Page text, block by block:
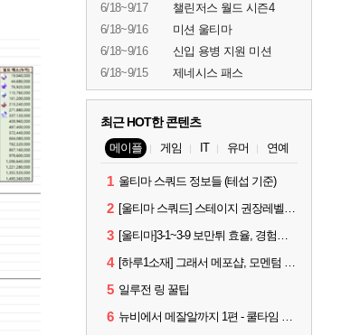
6/18~9/17
챌린저스 월드 시즌4
6/18~9/16
미션 울티마
6/18~9/16
신입 용병 지원 미션
6/18~9/15
제네시스 패스
최근 HOT한 콘텐츠
메이플 게임 IT 유머 연예
1 울티마 스쿼드 정보들 (테섭 기준)
2 [울티마 스쿼드] 스테이지 권장레벨, 잠재옵션표, 스킬퍼뎀, 장비 리스트 및 능력치 공유
3 [울티마]3-1~3-9 보만튀 효율, 경험치 공략 및 소소한 컨트롤 팁
4 [하루1소재] 그래서 메포샵, 모멘텀 효율 얼마나 좋음?
5 일루전 링 꿀팁
6 뉴비에서 메잘알까지 1편 - 쿨타임 시스템